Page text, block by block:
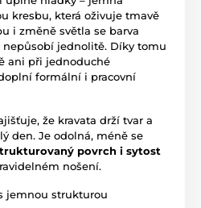
kresbu, která oživuje tmavě
i změně světla se barva
nepůsobí jednolitě. Díky tomu
ani při jednoduché
formální i pracovní
že kravata drží tvar a
den. Je odolná, méně se
povrch i sytost
nošení.
jemnou strukturou